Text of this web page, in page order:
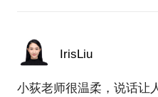
IrisLiu
小荻老师很温柔，说话让